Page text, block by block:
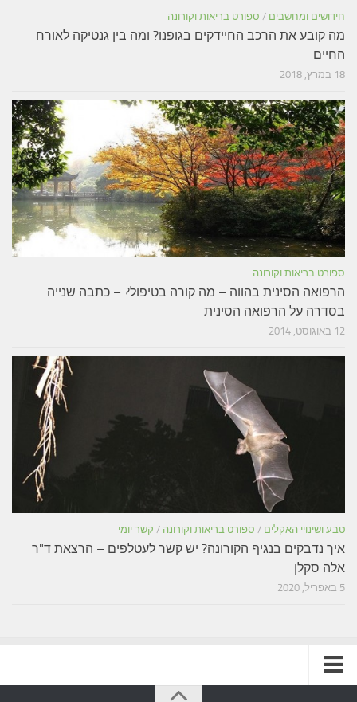
חידושים ומחשבים / ספורט בריאות וקורונה
מה קובע את הרכב החיידקים בגופנו? ומה בין גנטיקה לאורח
החיים
18 במרץ, 2018
ספורט בריאות וקורונה
הרפואה הסינית בהווה – מה קורה בטיפול? – כתבה שנייה
בסדרה על הרפואה הסינית
12 באוגוסט, 2014
טבע ושינויי האקלים / ספורט בריאות וקורונה / קשר יומי
איך נדבקים בנגיף הקורונה? יש קשר לעטלפים – הרצאת ד"ר
אלה סקלן
5 באפריל, 2020